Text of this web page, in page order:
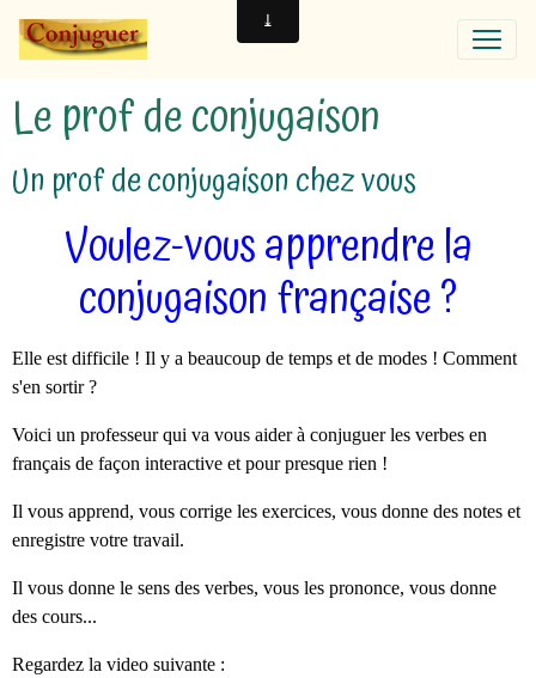
Le prof de conjugaison
Un prof de conjugaison chez vous
Voulez-vous apprendre la
conjugaison française ?
Elle est difficile ! Il y a beaucoup de temps et de modes ! Comment
s'en sortir ?
Voici un professeur qui va vous aider à conjuguer les verbes en
français de façon interactive et pour presque rien !
Il vous apprend, vous corrige les exercices, vous donne des notes et
enregistre votre travail.
Il vous donne le sens des verbes, vous les prononce, vous donne
des cours...
Regardez la video suivante :